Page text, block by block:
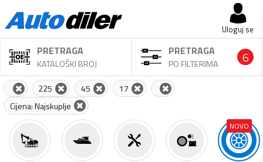
Uloguj se
PRETRAGA
KATALOŠKI BROJ
PRETRAGA
PO FILTERIMA 6
225 45
17
Cijena: Najskuplje
NOVO